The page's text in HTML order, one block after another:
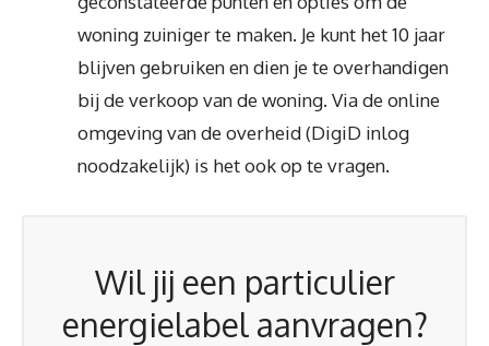
woning zuiniger te maken. Je kunt het 10 jaar
blijven gebruiken en dien je te overhandigen
bij de verkoop van de woning. Via de online
omgeving van de overheid (DigiD inlog
noodzakelijk) is het ook op te vragen.
Wil jij een particulier
energielabel aanvragen?